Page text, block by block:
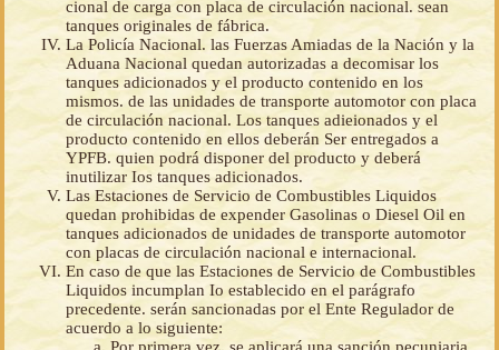
cional de carga con placa de circulación nacional. sean
tanques originales de fábrica.
La Policía Nacional. las Fuerzas Amiadas de la Nación y la
Aduana Nacional quedan autorizadas a decomisar los
tanques adicionados y el producto contenido en los
mismos. de las unidades de transporte automotor con placa
de circulación nacional. Los tanques adieionados y el
producto contenido en ellos deberán Ser entregados a
YPFB. quien podrá disponer del producto y deberá
inutilizar Ios tanques adicionados.
Las Estaciones de Servicio de Combustibles Liquidos
quedan prohibidas de expender Gasolinas o Diesel Oil en
tanques adicionados de unidades de transporte automotor
con placas de circulación nacional e internacional.
En caso de que las Estaciones de Servicio de Combustibles
Liquidos incumplan Io establecido en el parágrafo
precedente. serán sancionadas por el Ente Regulador de
acuerdo a lo siguiente: